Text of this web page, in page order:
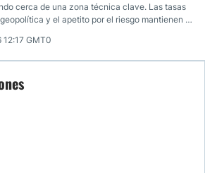
cerca de una zona técnica clave. Las tasas
y el apetito por el riesgo mantienen al
GMT0